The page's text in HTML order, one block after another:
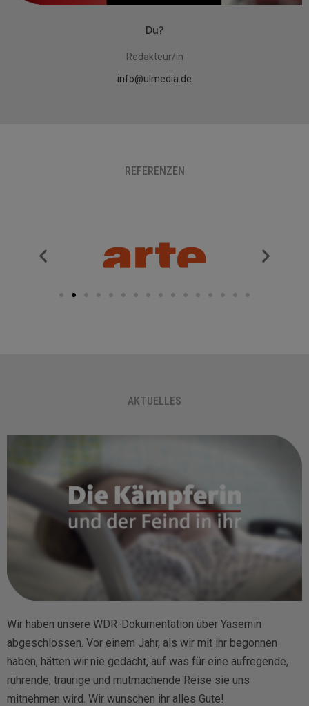
Du?
Redakteur/in
info@ulmedia.de
REFERENZEN
AKTUELLES
Wir haben unsere WDR-Dokumentation über Yasemin
abgeschlossen. Vor einem Jahr, als wir mit ihr begonnen
haben, hätten wir nie gedacht, auf was für eine aufregende,
rührende, traurige und mutmachende Reise sie uns
mitnehmen wird. Wir wünschen ihr alles Gute!